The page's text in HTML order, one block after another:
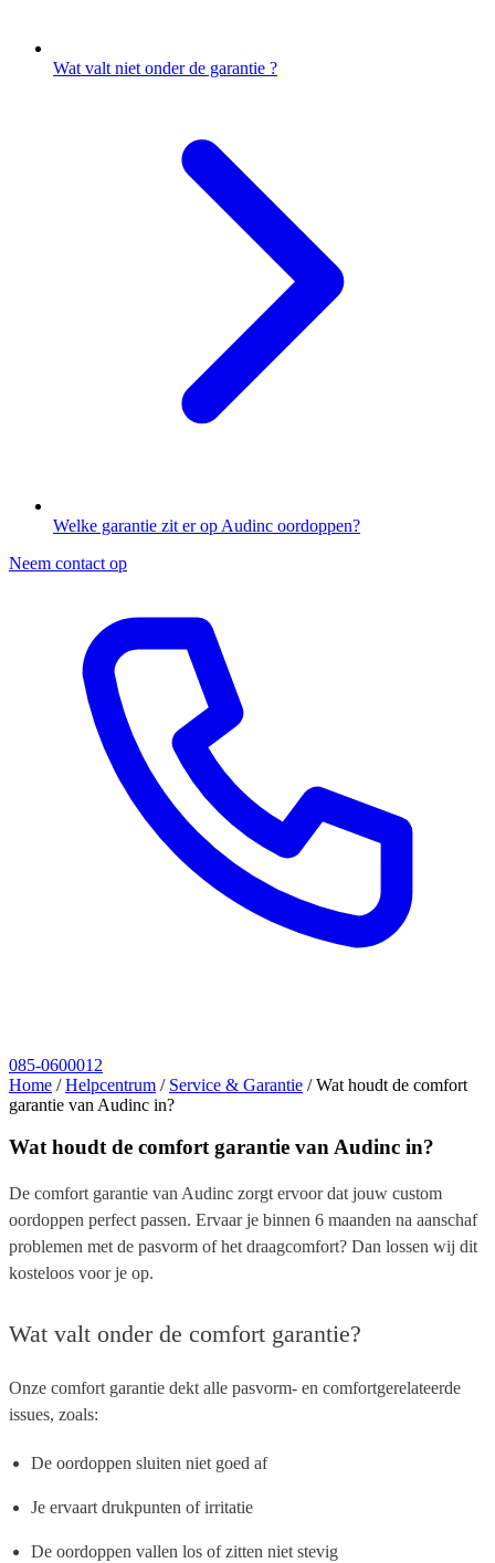
Wat valt niet onder de garantie ?
Welke garantie zit er op Audinc oordoppen?
Neem contact op
085-0600012
Home / Helpcentrum / Service & Garantie / Wat houdt de comfort
garantie van Audinc in?
Wat houdt de comfort garantie van Audinc in?
De comfort garantie van Audinc zorgt ervoor dat jouw custom
oordoppen perfect passen. Ervaar je binnen 6 maanden na aanschaf
problemen met de pasvorm of het draagcomfort? Dan lossen wij dit
kosteloos voor je op.
Wat valt onder de comfort garantie?
Onze comfort garantie dekt alle pasvorm- en comfortgerelateerde
issues, zoals:
De oordoppen sluiten niet goed af
Je ervaart drukpunten of irritatie
De oordoppen vallen los of zitten niet stevig